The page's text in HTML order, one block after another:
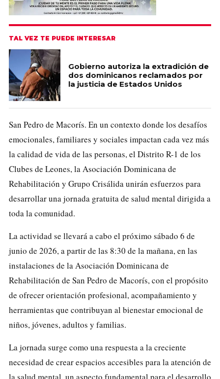
TAL VEZ TE PUEDE INTERESAR
Gobierno autoriza la extradición de
dos dominicanos reclamados por
la justicia de Estados Unidos
San Pedro de Macorís. En un contexto donde los desafíos
emocionales, familiares y sociales impactan cada vez más
la calidad de vida de las personas, el Distrito R-1 de los
Clubes de Leones, la Asociación Dominicana de
Rehabilitación y Grupo Crisálida unirán esfuerzos para
desarrollar una jornada gratuita de salud mental dirigida a
toda la comunidad.
La actividad se llevará a cabo el próximo sábado 6 de
junio de 2026, a partir de las 8:30 de la mañana, en las
instalaciones de la Asociación Dominicana de
Rehabilitación de San Pedro de Macorís, con el propósito
de ofrecer orientación profesional, acompañamiento y
herramientas que contribuyan al bienestar emocional de
niños, jóvenes, adultos y familias.
La jornada surge como una respuesta a la creciente
necesidad de crear espacios accesibles para la atención de